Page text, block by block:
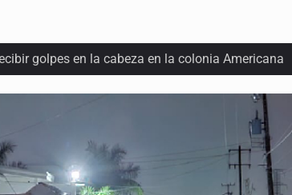
golpes en la cabeza en la colonia Americana
frente a un templo en Guadalajara
a gas en tres colonias de Tlaquepaque
buscado por Interpol
en biotextil